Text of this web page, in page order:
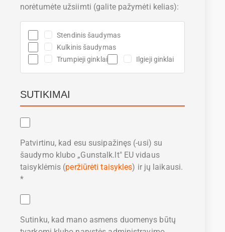
norėtumėte užsiimti (galite pažymėti kelias):
Stendinis šaudymas
Kulkinis šaudymas
Trumpieji ginklai
Ilgieji ginklai
SUTIKIMAI
Patvirtinu, kad esu susipažinęs (-usi) su
šaudymo klubo „Gunstalk.lt" EU vidaus
taisyklėmis (peržiūrėti taisykles) ir jų laikausi.
*
Sutinku, kad mano asmens duomenys būtų